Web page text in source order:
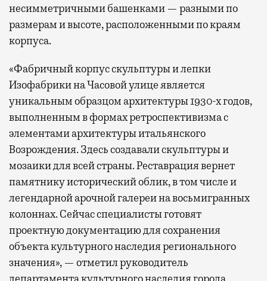
несимметричными башенками — разными по
размерам и высоте, расположенными по краям
корпуса.
«Фабричный корпус скульптуры и лепки
Изофабрики на Часовой улице является
уникальным образцом архитектуры 1930-х годов,
выполненным в формах ретроспективизма с
элементами архитектуры итальянского
Возрождения. Здесь создавали скульптуры и
мозаики для всей страны. Реставрация вернет
памятнику исторический облик, в том числе и
легендарной арочной галереи на восьмигранных
колоннах. Сейчас специалисты готовят
проектную документацию для сохранения
объекта культурного наследия регионального
значения», — отметил руководитель